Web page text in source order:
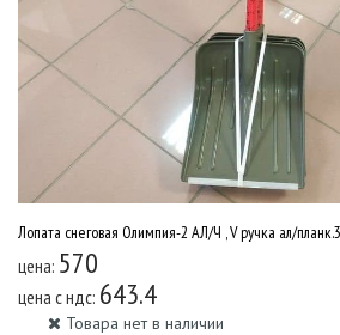
Лопата снеговая Олимпия-2 АЛ/Ч , V ручка ал/
цена: 570
цена c ндс: 643.4
Товара нет в наличии